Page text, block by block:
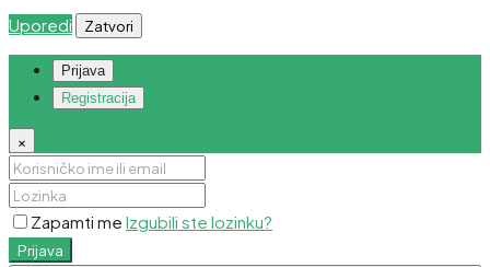
Uporedi Zatvori
Prijava
Registracija
×
Zapamti me Izgubili ste lozinku?
Prijava